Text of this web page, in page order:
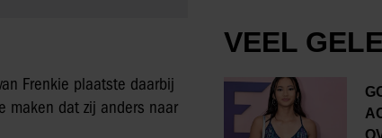
Frenkie plaatste daarbij
maken dat zij anders naar